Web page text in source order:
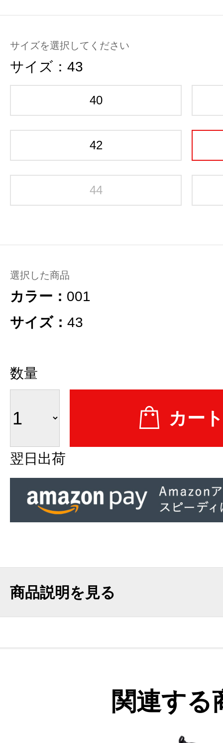
サイズを選択してください
サイズ： 43
40
42
44
選択した商品
カラー： 001
サイズ： 43
数量
翌日出荷
商品説明を見る
関連する